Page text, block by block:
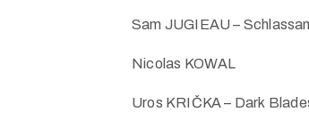
Sam JUGIEAU –
Nicolas KOWAL
Uros KRIČKA – Dark